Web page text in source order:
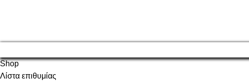
Shop
Λίστα επιθυμίας